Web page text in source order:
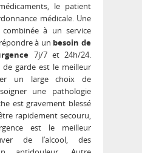
le patient
médicale. Une
à un service
à un besoin de
7j/7 et 24h/24.
de garde est le meilleur
un large choix de
une pathologie
est gravement blessé
rapidement secouru,
est le meilleur
de l’alcool, des